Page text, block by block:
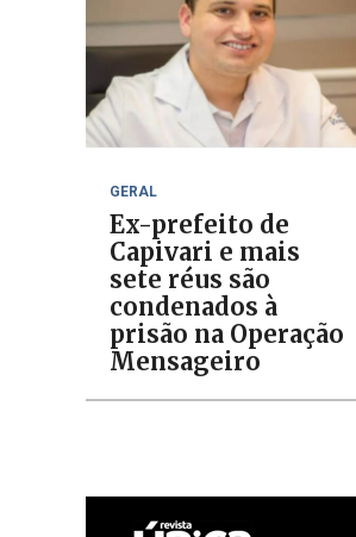
GERAL
Ex-prefeito de
Capivari e mais
sete réus são
condenados à
prisão na Operação
Mensageiro